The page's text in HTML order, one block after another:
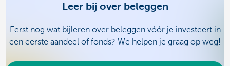
Leer bij over beleggen
Eerst nog wat bijleren over beleggen vóór je investeert in
een eerste aandeel of fonds? We helpen je graag op weg!